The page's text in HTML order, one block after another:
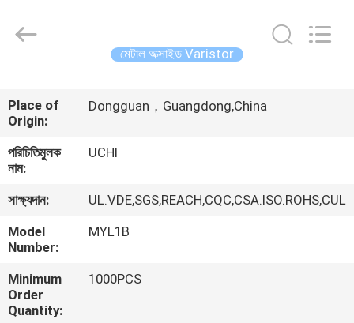
পণ্য
শো
সম্পর্কে
Electronics
Co.,Ltd.
মেটাল অক্সাইড Varistor
Place of
Origin:
Dongguan，Guangdong,China
পরিচিতিমুলক
নাম:
UCHI
সাক্ষ্যদান:
UL.VDE,SGS,REACH,CQC,CSA.ISO.ROHS,CUL
Model
Number:
MYL1B
Minimum
Order
Quantity:
1000PCS